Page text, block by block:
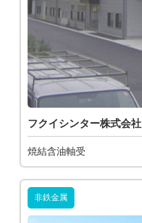
フクイシンター株式会社
焼結含油軸受
非鉄金属